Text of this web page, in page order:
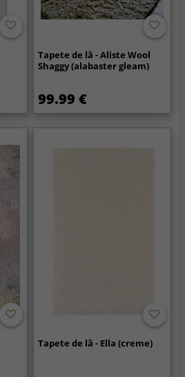
Tapete de lã - Aliste Wool
Shaggy (alabaster gleam)
99.99 €
Tapete de lã - Ella (creme)